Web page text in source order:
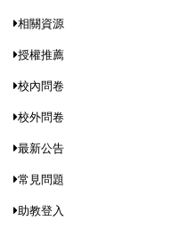
相關資源
授權推薦
校內問卷
校外問卷
最新公告
常見問題
助教登入